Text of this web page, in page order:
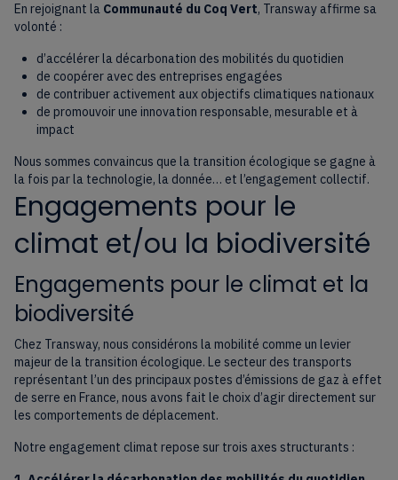
En rejoignant la Communauté du Coq Vert, Transway affirme sa
volonté :
d’accélérer la décarbonation des mobilités du quotidien
de coopérer avec des entreprises engagées
de contribuer activement aux objectifs climatiques nationaux
de promouvoir une innovation responsable, mesurable et à
impact
Nous sommes convaincus que la transition écologique se gagne à
la fois par la technologie, la donnée… et l’engagement collectif.
Engagements pour le
climat et/ou la biodiversité
Engagements pour le climat et la
biodiversité
Chez Transway, nous considérons la mobilité comme un levier
majeur de la transition écologique. Le secteur des transports
représentant l’un des principaux postes d’émissions de gaz à effet
de serre en France, nous avons fait le choix d’agir directement sur
les comportements de déplacement.
Notre engagement climat repose sur trois axes structurants :